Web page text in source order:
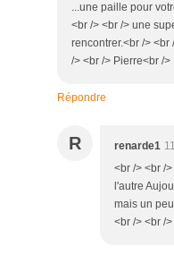
...une paille pour
<br /> <br /> une
rencontrer.<br /> <br
/> <br /> Pierre<br />
Répondre
R renarde1
<br /> <br /
l'autre
mais un
<br /> <br />